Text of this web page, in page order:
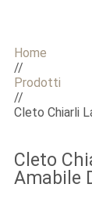
Home
//
Prodotti
//
Cleto Chiarli
Cleto
Amabile